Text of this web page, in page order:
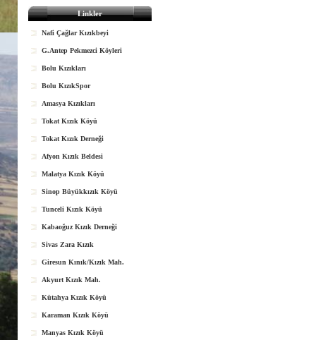
Linkler
Nafi Çağlar Kızıkbeyi
G.Antep Pekmezci Köyleri
Bolu Kızıkları
Bolu KızıkSpor
Amasya Kızıkları
Tokat Kızık Köyü
Tokat Kızık Derneği
Afyon Kızık Beldesi
Malatya Kızık Köyü
Sinop Büyükkızık Köyü
Tunceli Kızık Köyü
Kabaoğuz Kızık Derneği
Sivas Zara Kızık
Giresun Kınık/Kızık Mah.
Akyurt Kızık Mah.
Kütahya Kızık Köyü
Karaman Kızık Köyü
Manyas Kızık Köyü